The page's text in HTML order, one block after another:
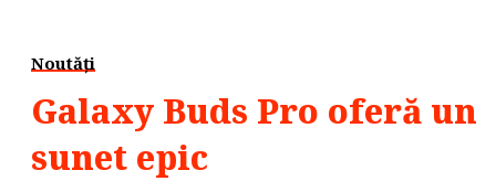
Noutăți
Galaxy Buds Pro oferă un
sunet epic